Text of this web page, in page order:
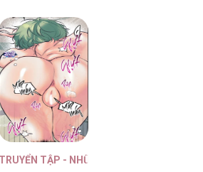
TRAUMA
TRUYỂN TẬP - NHỮNG CON KU NÚNG NÍNH